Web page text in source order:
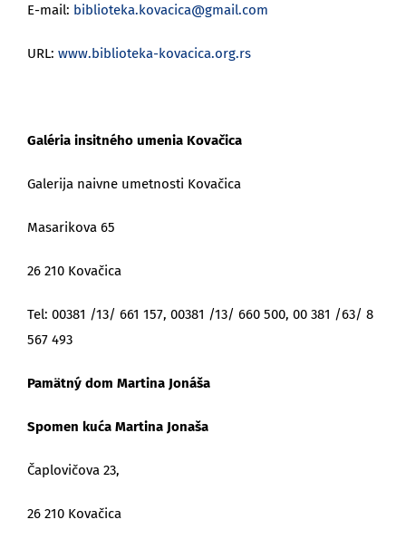
E-mail: biblioteka.kovacica@gmail.com
URL: www.biblioteka-kovacica.org.rs
Galéria insitného umenia Kovačica
Galerija naivne umetnosti Kovačica
Masarikova 65
26 210 Kovačica
Tel: 00381 /13/ 661 157, 00381 /13/ 660 500, 00 381 /63/ 8
567 493
Pamätný dom Martina Jonáša
Spomen kuća Martina Jonaša
Čaplovičova 23,
26 210 Kovačica